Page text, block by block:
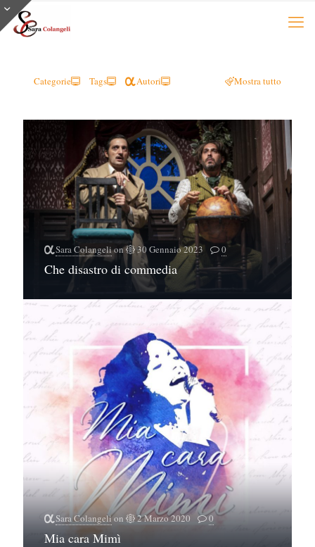
Categorie Tags Autori Mostra tutto
Sara Colangelion 30 Gennaio 2023 0
Che disastro di commedia
Sara Colangelion 2 Marzo 2020 0
Mia cara Mimì